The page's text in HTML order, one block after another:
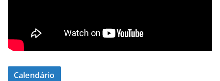
Calendário